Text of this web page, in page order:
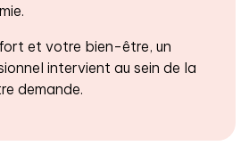
et votre bien-être, un
intervient au sein de la
demande.